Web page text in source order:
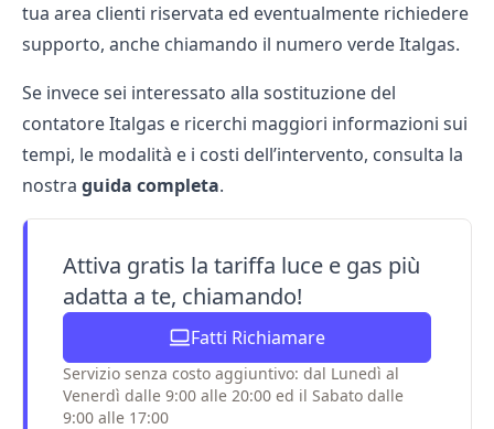
tua area clienti riservata ed eventualmente richiedere
supporto, anche chiamando il numero verde Italgas.
Se invece sei interessato alla sostituzione del
contatore Italgas e ricerchi maggiori informazioni sui
tempi, le modalità e i costi dell’intervento, consulta la
nostra guida completa.
Attiva gratis la tariffa luce e gas più
adatta a te, chiamando!
Fatti Richiamare
Servizio senza costo aggiuntivo: dal Lunedì al
Venerdì dalle 9:00 alle 20:00 ed il Sabato dalle
9:00 alle 17:00